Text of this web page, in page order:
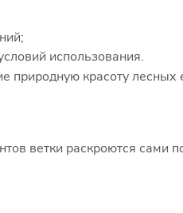
использования.
красоту
ветки раскроются сами